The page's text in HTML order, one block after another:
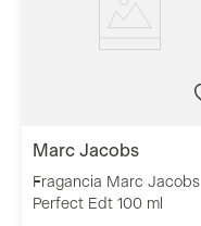
marc jacobs
Fragancia Marc Jacobs
Perfect Edt 100 ml